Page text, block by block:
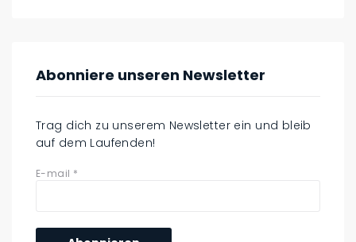
Abonniere unseren Newsletter
Trag dich zu unserem Newsletter ein und bleib
auf dem Laufenden!
E-mail *